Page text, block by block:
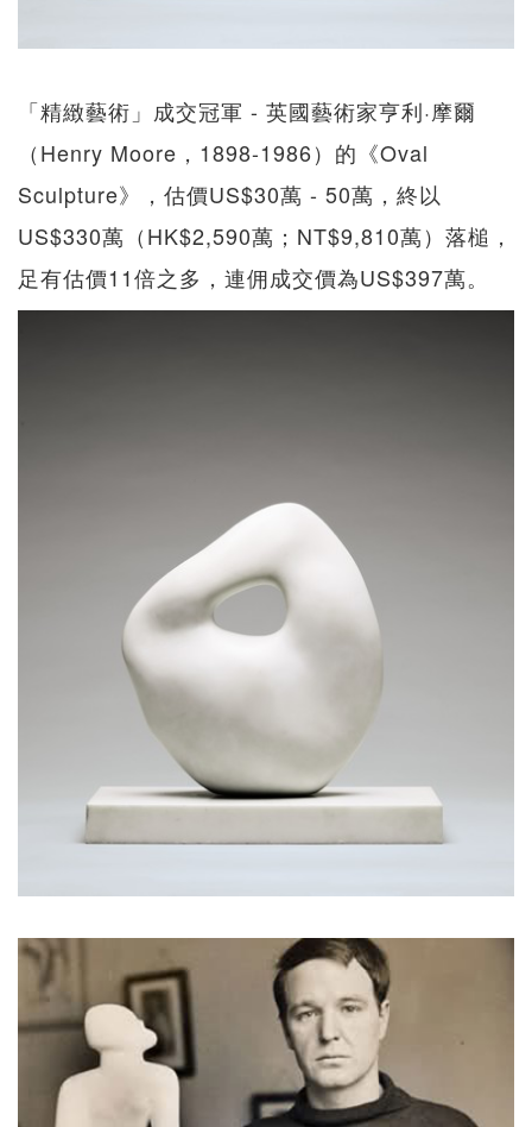
「精緻藝術」成交冠軍 - 英國藝術家亨利·摩爾
（Henry Moore，1898-1986）的《Oval
Sculpture》，估價US$30萬 - 50萬，終以
US$330萬（HK$2,590萬；NT$9,810萬）落槌，
足有估價11倍之多，連佣成交價為US$397萬。